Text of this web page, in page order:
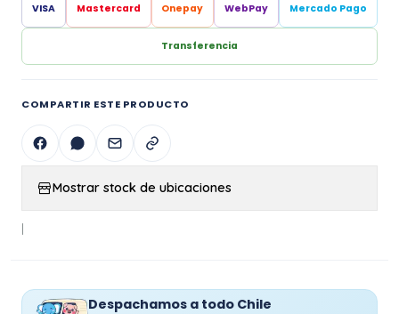
VISA Mastercard Onepay WebPay Mercado Pago
Transferencia
COMPARTIR ESTE PRODUCTO
Mostrar stock de ubicaciones
|
Despachamos a todo Chile